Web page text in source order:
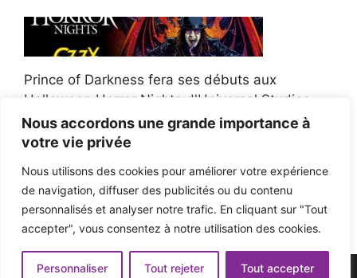
Nous accordons une grande importance à
votre vie privée
Nous utilisons des cookies pour améliorer votre expérience
de navigation, diffuser des publicités ou du contenu
personnalisés et analyser notre trafic. En cliquant sur "Tout
accepter", vous consentez à notre utilisation des cookies.
Personnaliser Tout rejeter Tout accepter
Prince of Darkness fera ses débuts aux
Halloween Horror Nights d'Universal Studios
Afroman poursuit un policier de l'Ohio après la
victoire du jury en diffamation